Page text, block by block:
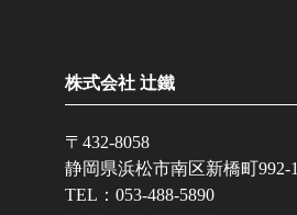
株式会社 辻鐵
〒432-8058
静岡県浜松市南区新橋町992-1
TEL：053-488-5890